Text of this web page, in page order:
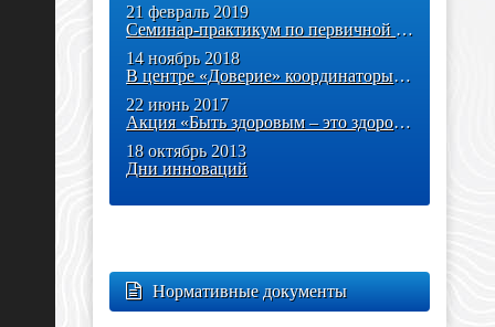
21 февраль 2019
Семинар-практикум по первичной профилактике употребления ПАВ провели
14 ноябрь 2018
В центре «Доверие» координаторы по профилактике употребления ПАВ
22 июнь 2017
Акция «Быть здоровым – это здорово!»
18 октябрь 2013
Дни инноваций
Нормативные документы